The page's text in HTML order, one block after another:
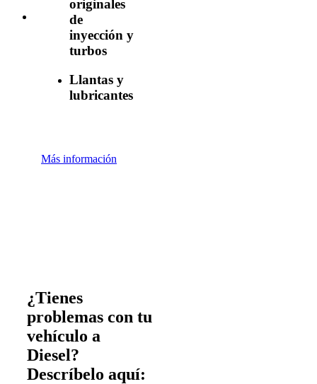
originales
de
inyección y
turbos
Llantas y
lubricantes
Más información
¿Tienes
problemas con tu
vehículo a
Diesel?
Descríbelo aquí: